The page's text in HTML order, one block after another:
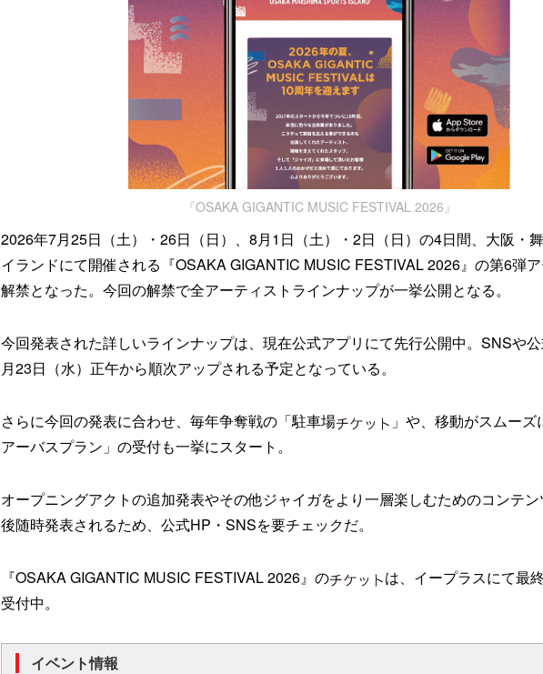
『OSAKA GIGANTIC MUSIC FESTIVAL 2026』
2026年7月25日（土）・26日（日）、8月1日（土）・2日（日）の4日間、大阪・
イランドにて開催される『OSAKA GIGANTIC MUSIC FESTIVAL 2026』の第6弾
解禁となった。今回の解禁で全アーティストラインナップが一挙公開となる。
今回発表された詳しいラインナップは、現在公式アプリにて先行公開中。SNSや
月23日（水）正午から順次アップされる予定となっている。
さらに今回の発表に合わせ、毎年争奪戦の「駐車場
」や、移動がスムー
アーバスプラン」の受付も一挙にスタート。
オープニングアクトの追加発表やその他ジャイガをより一層楽しむためのコンテ
後随時発表されるため、公式HP・SNSを要チェックだ。
『OSAKA GIGANTIC MUSIC FESTIVAL 2026』の
は、イープラスにて最
受付中。
イベント情報